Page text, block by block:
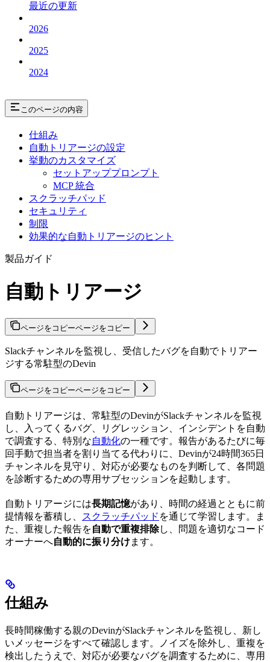
最近の更新
2026
2025
2024
このページの内容
仕組み
自動トリアージの設定
挙動のカスタマイズ
セットアッププロンプト
MCP 統合
スクラッチパッド
セキュリティ
制限
効果的な自動トリアージのヒント
製品ガイド
自動トリアージ
ページをコピーページをコピー
Slackチャンネルを監視し、受信したバグを自動でトリアー
ジする常駐型のDevin
ページをコピーページをコピー
自動トリアージは、常駐型のDevinがSlackチャンネルを監視
し、入ってくるバグ、リグレッション、インシデントを自動
で調査する、特別な自動化の一種です。報告があるたびに毎
回手動で担当者を割り当てる代わりに、Devinが24時間365日
チャンネルを見守り、対応が必要なものを判断して、各問題
を診断するための専用サブセッションを起動します。
自動トリアージには長期記憶があり、時間の経過とともに前
提情報を蓄積し、
スクラッチパッド を通じて学習します。ま
た、重複した報告を自動で重複排除し、問題を適切なコード
オーナーへ自動的に振り分けます。
仕組み
長時間稼働する親のDevinがSlackチャンネルを監視し、新し
いメッセージをすべて確認します。ノイズを除外し、重複を
検出したうえで、対応が必要なバグを調査するために、専用